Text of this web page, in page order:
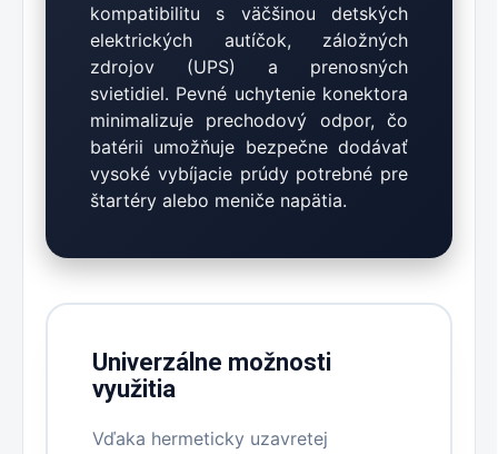
kompatibilitu s väčšinou detských
elektrických autíčok, záložných
zdrojov (UPS) a prenosných
svietidiel. Pevné uchytenie konektora
minimalizuje prechodový odpor, čo
batérii umožňuje bezpečne dodávať
vysoké vybíjacie prúdy potrebné pre
štartéry alebo meniče napätia.
Univerzálne možnosti
využitia
Vďaka hermeticky uzavretej